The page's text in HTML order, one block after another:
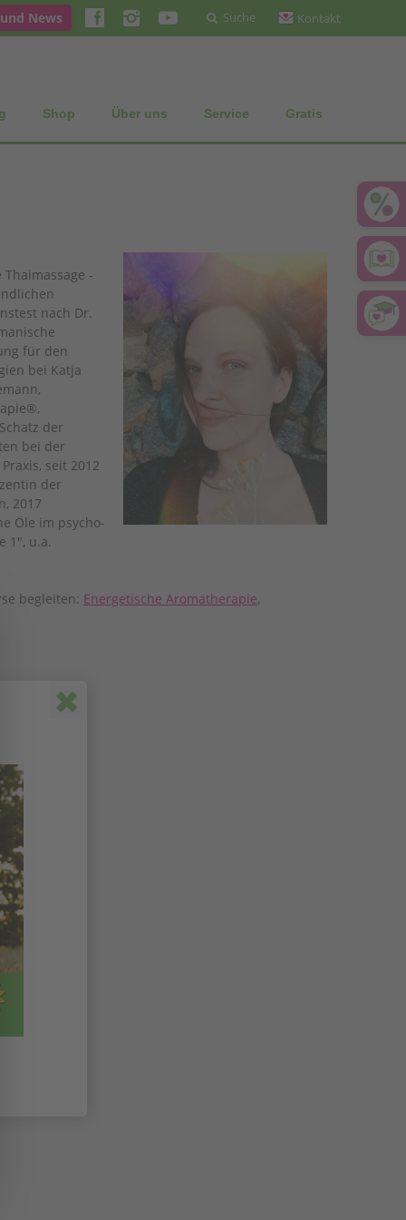
Popup schließen
News Suche Kontakt
Shop Über uns Service Gratis
-
nach Dr.
für den
bei Katja
der
bei der
seit 2012
der
2017
Öle im psycho-
1", u.a.
begleiten: Energetische Aromatherapie,